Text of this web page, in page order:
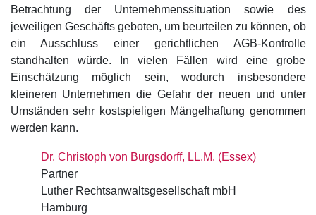
Betrachtung der Unternehmenssituation sowie des
jeweiligen Geschäfts geboten, um beurteilen zu können, ob
ein Ausschluss einer gerichtlichen AGB-Kontrolle
standhalten würde. In vielen Fällen wird eine grobe
Einschätzung möglich sein, wodurch insbesondere
kleineren Unternehmen die Gefahr der neuen und unter
Umständen sehr kostspieligen Mängelhaftung genommen
werden kann.
Dr. Christoph von Burgsdorff, LL.M. (Essex)
Partner
Luther Rechtsanwaltsgesellschaft mbH
Hamburg